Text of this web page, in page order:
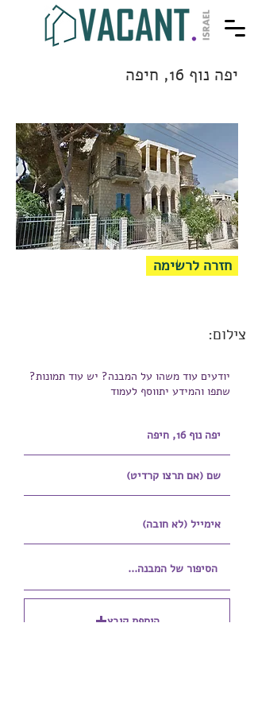
יפה נוף 16, חיפה
חזרה לרשימה
צילום:
יודעים עוד משהו על המבנה? יש עוד תמונות?
שתפו והמידע יתווסף לעמוד
הוספת קובץ